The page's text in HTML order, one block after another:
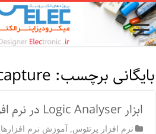
بایگانی برچسب:
ابزار Logic Analyser در نرم افزار PROTEUS
نرم افزار پرتئوس آموزش نرم